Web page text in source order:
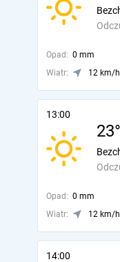
Opad: 0 mm
Wiatr:
12 km/h
13:00
Opad: 0 mm
Wiatr:
12 km/h
14:00